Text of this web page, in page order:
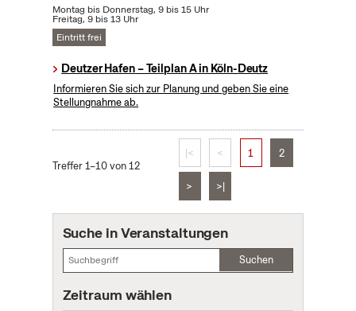
Montag bis Donnerstag, 9 bis 15 Uhr
Freitag, 9 bis 13 Uhr
Eintritt frei
Deutzer Hafen – Teilplan A in Köln-Deutz
Informieren Sie sich zur Planung und geben Sie eine
Stellungnahme ab.
Treffer 1–10 von 12
|< < 1 2
> >|
Suche in Veranstaltungen
Suchen
Zeitraum wählen